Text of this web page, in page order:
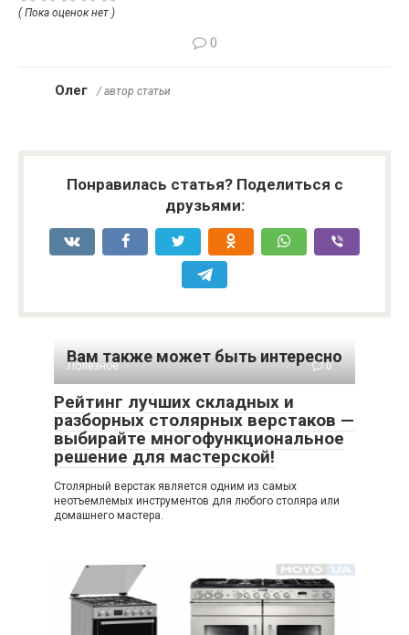
( Пока оценок нет )
0
Олег / автор статьи
Понравилась статья? Поделиться с
друзьями:
Вам также может быть интересно
Полезное 0
Рейтинг лучших складных и
разборных столярных верстаков —
выбирайте многофункциональное
решение для мастерской!
Столярный верстак является одним из самых
неотъемлемых инструментов для любого столяра или
домашнего мастера.